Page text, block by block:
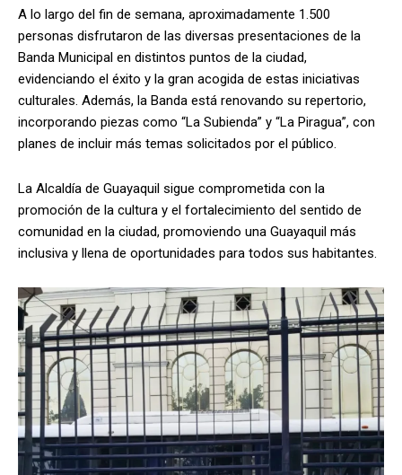
A lo largo del fin de semana, aproximadamente 1.500
personas disfrutaron de las diversas presentaciones de la
Banda Municipal en distintos puntos de la ciudad,
evidenciando el éxito y la gran acogida de estas iniciativas
culturales. Además, la Banda está renovando su repertorio,
incorporando piezas como “La Subienda” y “La Piragua”, con
planes de incluir más temas solicitados por el público.
La Alcaldía de Guayaquil sigue comprometida con la
promoción de la cultura y el fortalecimiento del sentido de
comunidad en la ciudad, promoviendo una Guayaquil más
inclusiva y llena de oportunidades para todos sus habitantes.